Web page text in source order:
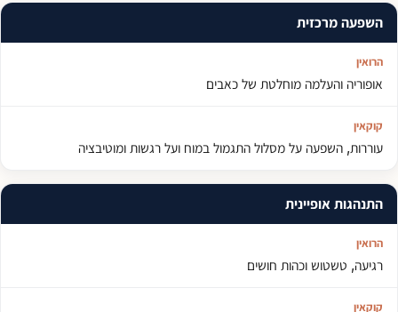
השפעה מרכזית
אופוריה והעלמה מוחלטת של כאבים
עוררות, השפעה על מסלול התגמול במוח ועל רגשות ומוטיבציה
התנהגות אופיינית
רגיעה, טשטוש וכהות חושים